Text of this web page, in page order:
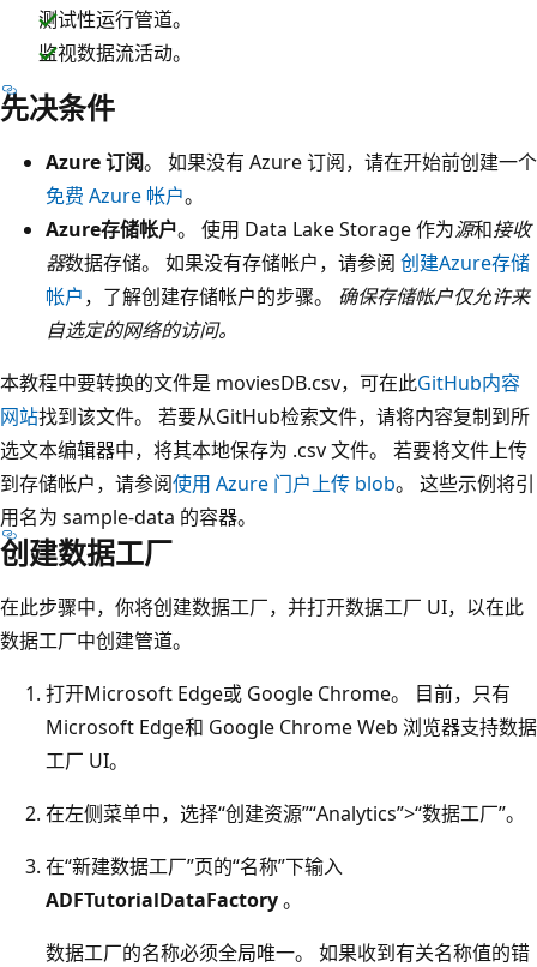
测试性运行管道。
监视数据流活动。
先决条件
Azure 订阅。 如果没有 Azure 订阅，请在开始前创建一个
免费 Azure 帐户。
Azure存储帐户。 使用 Data Lake Storage 作为源和接收
器数据存储。 如果没有存储帐户，请参阅 创建Azure存储
帐户，了解创建存储帐户的步骤。 确保存储帐户仅允许来
自选定的网络的访问。
本教程中要转换的文件是 moviesDB.csv，可在此GitHub内容
网站找到该文件。 若要从GitHub检索文件，请将内容复制到所
选文本编辑器中，将其本地保存为 .csv 文件。 若要将文件上传
到存储帐户，请参阅使用 Azure 门户上传 blob。 这些示例将引
用名为 sample-data 的容器。
创建数据工厂
在此步骤中，你将创建数据工厂，并打开数据工厂 UI，以在此
数据工厂中创建管道。
打开Microsoft Edge或 Google Chrome。 目前，只有
Microsoft Edge和 Google Chrome Web 浏览器支持数据
工厂 UI。
在左侧菜单中，选择“创建资源”“Analytics”>“数据工厂”。
在“新建数据工厂”页的“名称”下输入
ADFTutorialDataFactory。
数据工厂的名称必须全局唯一。 如果收到有关名称值的错